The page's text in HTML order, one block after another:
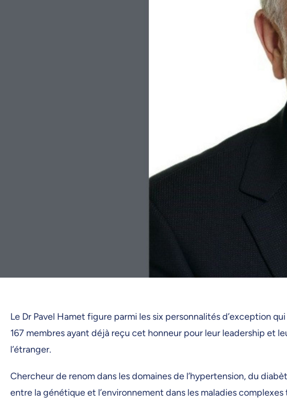
Le Dr Pavel Hamet figure parmi les six personnalités d’exception
167 membres ayant déjà reçu cet honneur pour leur leadership et
l’étranger.
Chercheur de renom dans les domaines de l’hypertension, du
entre la génétique et l’environnement dans les maladies